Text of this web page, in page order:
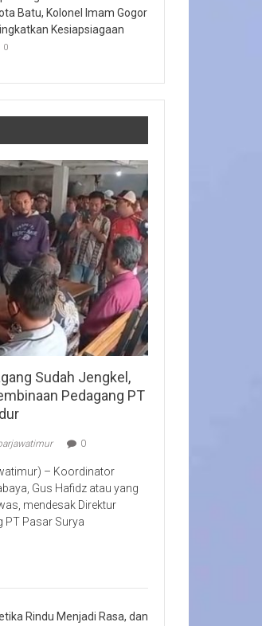
Batu, Kolonel Imam Gogor
Kesiapsiagaan
0
Sudah Jengkel,
Pedagang PT
0
– Koordinator
Gus Hafidz atau yang
mendesak Direktur
PT Pasar Surya
Rindu Menjadi Rasa, dan